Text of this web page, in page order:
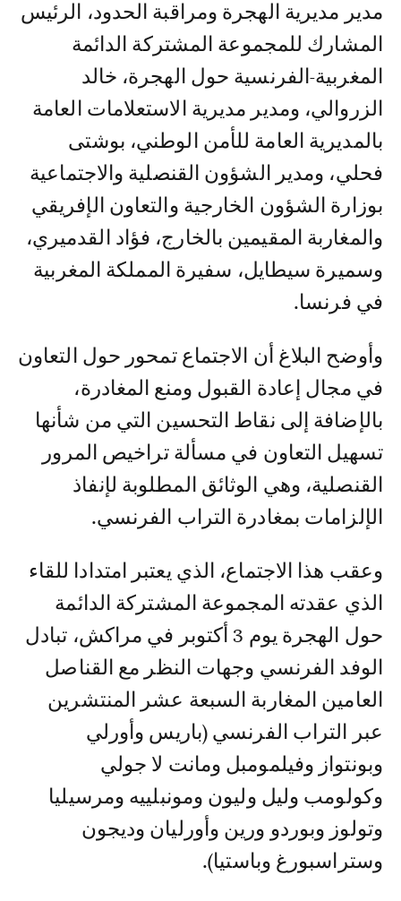
مدير مديرية الهجرة ومراقبة الحدود، الرئيس
المشارك للمجموعة المشتركة الدائمة
المغربية-الفرنسية حول الهجرة، خالد
الزروالي، ومدير مديرية الاستعلامات العامة
بالمديرية العامة للأمن الوطني، بوشتى
فحلي، ومدير الشؤون القنصلية والاجتماعية
بوزارة الشؤون الخارجية والتعاون الإفريقي
والمغاربة المقيمين بالخارج، فؤاد القدميري،
وسميرة سيطايل، سفيرة المملكة المغربية
في فرنسا.
وأوضح البلاغ أن الاجتماع تمحور حول التعاون
في مجال إعادة القبول ومنع المغادرة،
بالإضافة إلى نقاط التحسين التي من شأنها
تسهيل التعاون في مسألة تراخيص المرور
القنصلية، وهي الوثائق المطلوبة لإنفاذ
الإلزامات بمغادرة التراب الفرنسي.
وعقب هذا الاجتماع، الذي يعتبر امتدادا للقاء
الذي عقدته المجموعة المشتركة الدائمة
حول الهجرة يوم 3 أكتوبر في مراكش، تبادل
الوفد الفرنسي وجهات النظر مع القناصل
العامين المغاربة السبعة عشر المنتشرين
عبر التراب الفرنسي (باريس وأورلي
وبونتواز وفيلمومبل ومانت لا جولي
وكولومب وليل وليون ومونبلييه ومرسيليا
وتولوز وبوردو ورين وأورليان وديجون
وستراسبورغ وباستيا).